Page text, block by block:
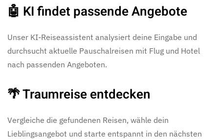
🤖 KI findet passende Angebote
Unser KI-Reiseassistent analysiert deine Eingabe und
durchsucht aktuelle Pauschalreisen mit Flug und Hotel
nach passenden Angeboten.
🌴 Traumreise entdecken
Vergleiche die gefundenen Reisen, wähle dein
Lieblingsangebot und starte entspannt in den nächsten